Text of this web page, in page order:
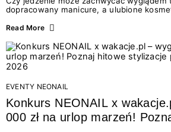
dopracowany manicure, a ulubione
świata beauty i oszałamiających deserów
zmysłami: przez soczysty kolor,
orzeźwiający zapach i słodki akcent na
NEONAIL łączy siły z marką Willisch,
na styku jedzenia i piękna....
Read More
EVENTY NEONAIL
Konkurs NEONAIL x
000 zł na urlop marzeń!